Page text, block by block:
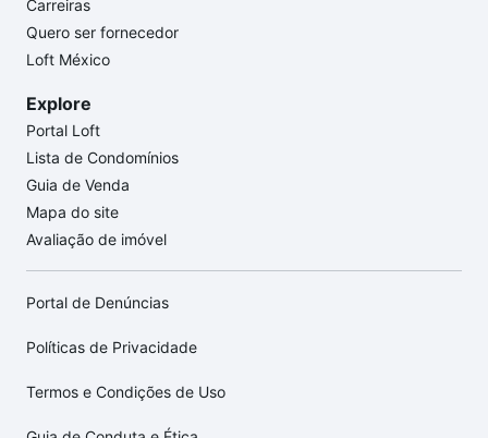
Carreiras
Quero ser fornecedor
Loft México
Explore
Portal Loft
Lista de Condomínios
Guia de Venda
Mapa do site
Avaliação de imóvel
Portal de Denúncias
Políticas de Privacidade
Termos e Condições de Uso